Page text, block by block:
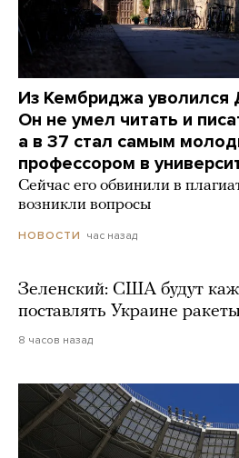
Из Кембриджа
Он не умел читать и
а в 37 стал самым
профессором в
Сейчас его обвинили в
возникли вопросы
НОВОСТИ час назад
Зеленский: США будут
поставлять Украине
8 часов назад